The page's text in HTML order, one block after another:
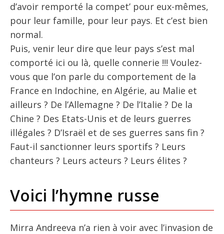
d’avoir remporté la compet’ pour eux-mêmes,
pour leur famille, pour leur pays. Et c’est bien
normal.
Puis, venir leur dire que leur pays s’est mal
comporté ici ou là, quelle connerie !!! Voulez-
vous que l’on parle du comportement de la
France en Indochine, en Algérie, au Malie et
ailleurs ? De l’Allemagne ? De l’Italie ? De la
Chine ? Des Etats-Unis et de leurs guerres
illégales ? D’Israël et de ses guerres sans fin ?
Faut-il sanctionner leurs sportifs ? Leurs
chanteurs ? Leurs acteurs ? Leurs élites ?
Voici l’hymne russe
Mirra Andreeva n’a rien à voir avec l’invasion de